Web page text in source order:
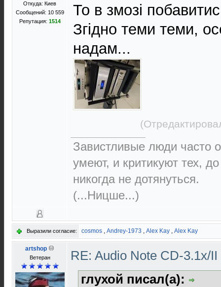
Откуда: Киев
Сообщений: 10 559
Репутация: 1514
То в змозі
Згідно теми теми,
надам...
Завистливые люди часто
умеют, и критикуют тех,
никогда не дотянуться.
(...Ницше...)
Выразили согласие: cosmos , Andrey-1973 , Alex Kay , Alex Kay
artshop
Ветеран
RE: Audio Note CD-3.1x/II
глухой писал(а):